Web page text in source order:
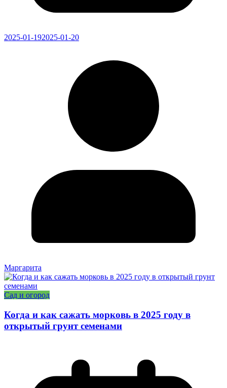
2025-01-192025-01-20
Маргарита
Сад и огород
Когда и как сажать морковь в 2025 году в
открытый грунт семенами